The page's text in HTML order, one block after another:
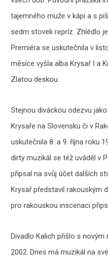
tajemného muže v kápi a s
sedm stovek repríz. Zhlédlo
Premiéra se uskutečnila v
měsíce vyšla alba Krysař I a
Zlatou deskou.
Stejnou diváckou odezvu
Krysaře na Slovensku či v
uskutečnila 8. a 9. října roku
dirty muzikál se též uváděl v
připsal na svůj účet dalších
Krysař představil rakouským
pro rakouskou inscenaci
Divadlo Kalich přišlo s
2002. Dnes má muzikál na